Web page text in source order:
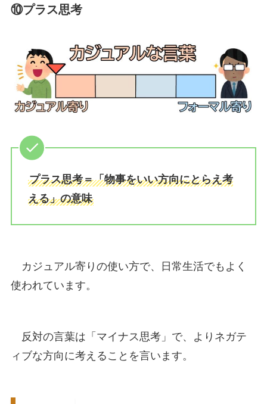
⑩プラス思考
プラス思考＝「物事をいい方向にとらえ考
える」の意味
カジュアル寄りの使い方で、日常生活でもよく
使われています。
反対の言葉は「マイナス思考」で、よりネガテ
ィブな方向に考えることを言います。